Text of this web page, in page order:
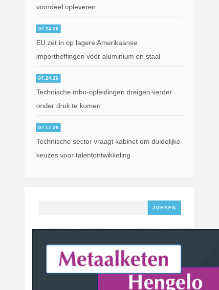
voordeel opleveren
07.24.26
EU zet in op lagere Amerikaanse
importheffingen voor aluminium en staal
07.24.26
Technische mbo-opleidingen dreigen verder
onder druk te komen
07.17.26
Technische sector vraagt kabinet om duidelijke
keuzes voor talentontwikkeling